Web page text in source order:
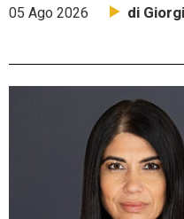
05 Ago 2026 di